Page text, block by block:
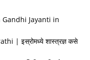
Gandhi Jayanti in
| इस्रोमध्ये शास्त्रज्ञ कसे